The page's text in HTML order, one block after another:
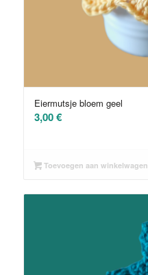
Eiermutsje bloem geel
3,00€
Toevoegen aan winkelwagen